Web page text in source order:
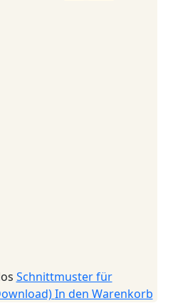
Schnittmuster für
In den Warenkorb